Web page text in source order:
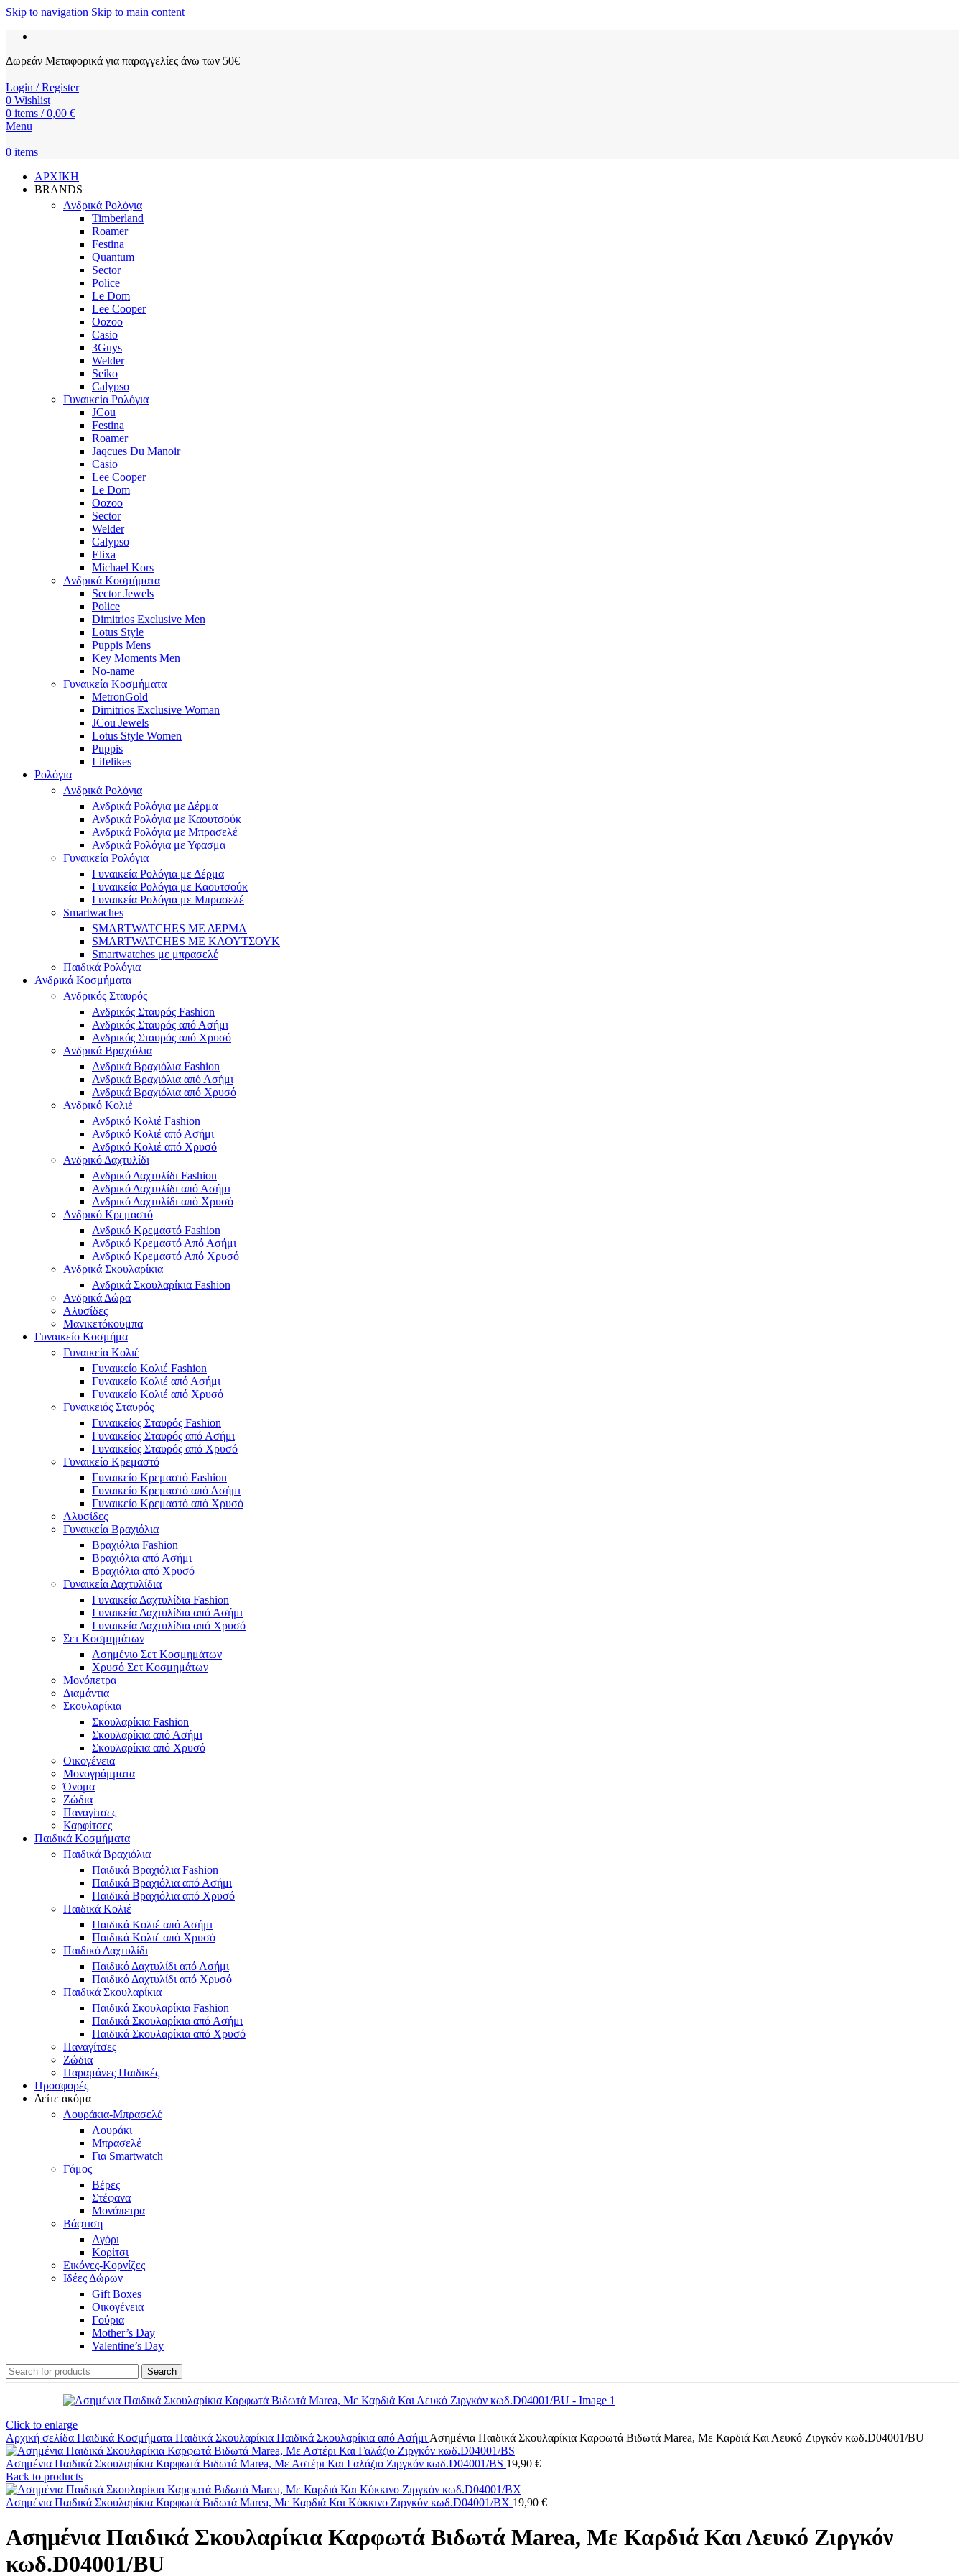
Skip to navigation Skip to main content
Δωρεάν Μεταφορικά για παραγγελίες άνω των 50€
Login / Register
0 Wishlist
0 items / 0,00 €
Menu
0 items
ΑΡΧΙΚΗ
BRANDS
Ανδρικά Ρολόγια
Timberland
Roamer
Festina
Quantum
Sector
Police
Le Dom
Lee Cooper
Oozoo
Casio
3Guys
Welder
Seiko
Calypso
Γυναικεία Ρολόγια
JCou
Festina
Roamer
Jaqcues Du Manoir
Casio
Lee Cooper
Le Dom
Oozoo
Sector
Welder
Calypso
Elixa
Michael Kors
Ανδρικά Κοσμήματα
Sector Jewels
Police
Dimitrios Exclusive Men
Lotus Style
Puppis Mens
Key Moments Men
No-name
Γυναικεία Κοσμήματα
MetronGold
Dimitrios Exclusive Woman
JCou Jewels
Lotus Style Women
Puppis
Lifelikes
Ρολόγια
Ανδρικά Ρολόγια
Ανδρικά Ρολόγια με Δέρμα
Ανδρικά Ρολόγια με Καουτσούκ
Ανδρικά Ρολόγια με Μπρασελέ
Ανδρικά Ρολόγια με Υφασμα
Γυναικεία Ρολόγια
Γυναικεία Ρολόγια με Δέρμα
Γυναικεία Ρολόγια με Καουτσούκ
Γυναικεία Ρολόγια με Μπρασελέ
Smartwaches
SMARTWATCHES ΜΕ ΔΕΡΜΑ
SMARTWATCHES ΜΕ ΚΑΟΥΤΣΟΥΚ
Smartwatches με μπρασελέ
Παιδικά Ρολόγια
Ανδρικά Κοσμήματα
Ανδρικός Σταυρός
Ανδρικός Σταυρός Fashion
Ανδρικός Σταυρός από Ασήμι
Ανδρικός Σταυρός από Χρυσό
Ανδρικά Βραχιόλια
Ανδρικά Βραχιόλια Fashion
Ανδρικά Βραχιόλια από Ασήμι
Ανδρικά Βραχιόλια από Χρυσό
Ανδρικό Κολιέ
Ανδρικό Κολιέ Fashion
Ανδρικό Κολιέ από Ασήμι
Ανδρικό Κολιέ από Χρυσό
Ανδρικό Δαχτυλίδι
Ανδρικό Δαχτυλίδι Fashion
Ανδρικό Δαχτυλίδι από Ασήμι
Ανδρικό Δαχτυλίδι από Χρυσό
Ανδρικό Κρεμαστό
Ανδρικό Κρεμαστό Fashion
Ανδρικό Κρεμαστό Από Ασήμι
Ανδρικό Κρεμαστό Από Χρυσό
Ανδρικά Σκουλαρίκια
Ανδρικά Σκουλαρίκια Fashion
Ανδρικά Δώρα
Αλυσίδες
Μανικετόκουμπα
Γυναικείο Κοσμήμα
Γυναικεία Κολιέ
Γυναικείο Κολιέ Fashion
Γυναικείο Κολιέ από Ασήμι
Γυναικείο Κολιέ από Χρυσό
Γυναικειός Σταυρός
Γυναικείος Σταυρός Fashion
Γυναικείος Σταυρός από Ασήμι
Γυναικείος Σταυρός από Χρυσό
Γυναικείο Κρεμαστό
Γυναικείο Κρεμαστό Fashion
Γυναικείο Κρεμαστό από Ασήμι
Γυναικείο Κρεμαστό από Χρυσό
Αλυσίδες
Γυναικεία Βραχιόλια
Βραχιόλια Fashion
Βραχιόλια από Ασήμι
Βραχιόλια από Χρυσό
Γυναικεία Δαχτυλίδια
Γυναικεία Δαχτυλίδια Fashion
Γυναικεία Δαχτυλίδια από Ασήμι
Γυναικεία Δαχτυλίδια από Χρυσό
Σετ Κοσμημάτων
Ασημένιο Σετ Κοσμημάτων
Χρυσό Σετ Κοσμημάτων
Μονόπετρα
Διαμάντια
Σκουλαρίκια
Σκουλαρίκια Fashion
Σκουλαρίκια από Ασήμι
Σκουλαρίκια από Χρυσό
Οικογένεια
Μονογράμματα
Όνομα
Ζώδια
Παναγίτσες
Καρφίτσες
Παιδικά Κοσμήματα
Παιδικά Βραχιόλια
Παιδικά Βραχιόλια Fashion
Παιδικά Βραχιόλια από Ασήμι
Παιδικά Βραχιόλια από Χρυσό
Παιδικά Κολιέ
Παιδικά Κολιέ από Ασήμι
Παιδικά Κολιέ από Χρυσό
Παιδικό Δαχτυλίδι
Παιδικό Δαχτυλίδι από Ασήμι
Παιδικό Δαχτυλίδι από Χρυσό
Παιδικά Σκουλαρίκια
Παιδικά Σκουλαρίκια Fashion
Παιδικά Σκουλαρίκια από Ασήμι
Παιδικά Σκουλαρίκια από Χρυσό
Παναγίτσες
Ζώδια
Παραμάνες Παιδικές
Προσφορές
Δείτε ακόμα
Λουράκια-Μπρασελέ
Λουράκι
Μπρασελέ
Για Smartwatch
Γάμος
Βέρες
Στέφανα
Μονόπετρα
Βάφτιση
Αγόρι
Κορίτσι
Εικόνες-Κορνίζες
Ιδέες Δώρων
Gift Boxes
Οικογένεια
Γούρια
Mother’s Day
Valentine’s Day
Search
Click to enlarge
Αρχική σελίδα Παιδικά Κοσμήματα Παιδικά Σκουλαρίκια Παιδικά Σκουλαρίκια από Ασήμι Ασημένια Παιδικά Σκουλαρίκια Καρφωτά Βιδωτά Marea, Με Καρδιά Και Λευκό Ζιργκόν κωδ.D04001/BU
Ασημένια Παιδικά Σκουλαρίκια Καρφωτά Βιδωτά Marea, Με Αστέρι Και Γαλάζιο Ζιργκόν κωδ.D04001/BS 19,90 €
Back to products
Ασημένια Παιδικά Σκουλαρίκια Καρφωτά Βιδωτά Marea, Με Καρδιά Και Κόκκινο Ζιργκόν κωδ.D04001/BX 19,90 €
Ασημένια Παιδικά Σκουλαρίκια Καρφωτά Βιδωτά Marea, Με Καρδιά Και Λευκό Ζιργκόν
κωδ.D04001/BU